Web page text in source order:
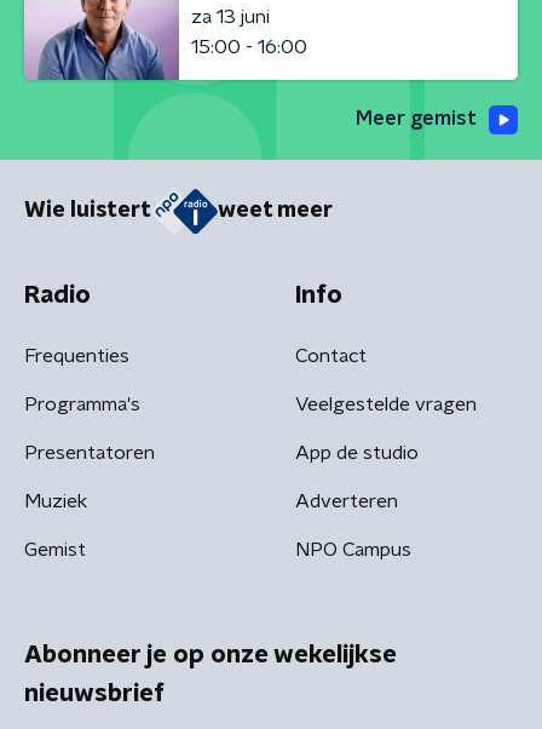
za 13 juni
15:00 - 16:00
Meer gemist
Wie luistert weet meer
Radio
Frequenties
Programma's
Presentatoren
Muziek
Gemist
Info
Contact
Veelgestelde vragen
App de studio
Adverteren
NPO Campus
Abonneer je op onze wekelijkse
nieuwsbrief